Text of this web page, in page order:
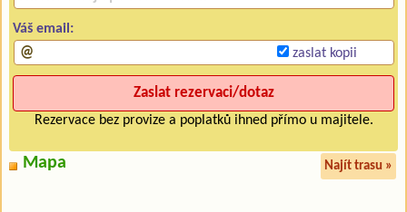
Váš email:
zaslat kopii
Rezervace bez provize a poplatků ihned přímo u majitele.
Mapa Najít trasu »